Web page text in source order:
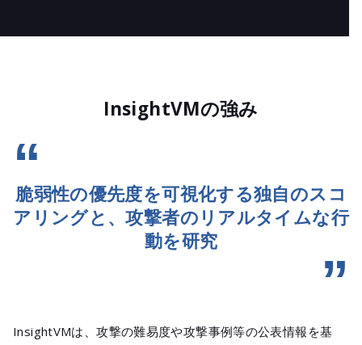
InsightVMの強み
脆弱性の優先度を可視化する独自のスコ
アリングと、攻撃者のリアルタイムな行
動を研究
InsightVMは、攻撃の難易度や攻撃事例等の公表情報を基